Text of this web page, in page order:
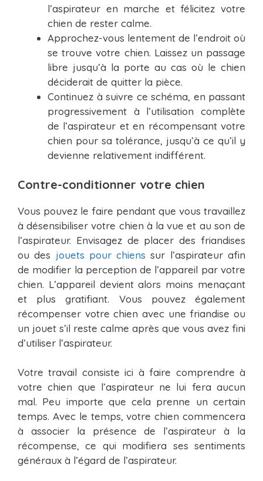
l’aspirateur en marche et félicitez votre
chien de rester calme.
Approchez-vous lentement de l’endroit où
se trouve votre chien. Laissez un passage
libre jusqu’à la porte au cas où le chien
déciderait de quitter la pièce.
Continuez à suivre ce schéma, en passant
progressivement à l’utilisation complète
de l’aspirateur et en récompensant votre
chien pour sa tolérance, jusqu’à ce qu’il y
devienne relativement indifférent.
Contre-conditionner votre chien
Vous pouvez le faire pendant que vous travaillez
à désensibiliser votre chien à la vue et au son de
l’aspirateur. Envisagez de placer des friandises
ou des jouets pour chiens sur l’aspirateur afin
de modifier la perception de l’appareil par votre
chien. L’appareil devient alors moins menaçant
et plus gratifiant. Vous pouvez également
récompenser votre chien avec une friandise ou
un jouet s’il reste calme après que vous avez fini
d’utiliser l’aspirateur.
Votre travail consiste ici à faire comprendre à
votre chien que l’aspirateur ne lui fera aucun
mal. Peu importe que cela prenne un certain
temps. Avec le temps, votre chien commencera
à associer la présence de l’aspirateur à la
récompense, ce qui modifiera ses sentiments
généraux à l’égard de l’aspirateur.